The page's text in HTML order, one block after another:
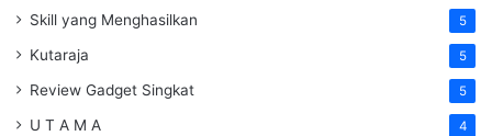
Skill yang Menghasilkan 5
Kutaraja 5
Review Gadget Singkat 5
U T A M A 4